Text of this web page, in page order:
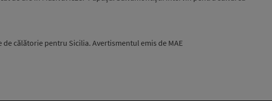
de călătorie pentru Sicilia. Avertismentul emis de MAE